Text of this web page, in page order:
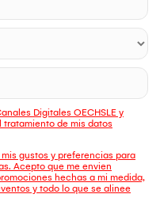
Digitales OECHSLE y
de mis datos
gustos y preferencias para
Acepto que me envien
hechas a mi medida,
y todo lo que se alinee